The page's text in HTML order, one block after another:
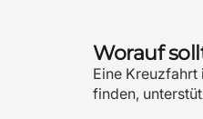
Worauf
Eine Kreuzfahrt
finden,